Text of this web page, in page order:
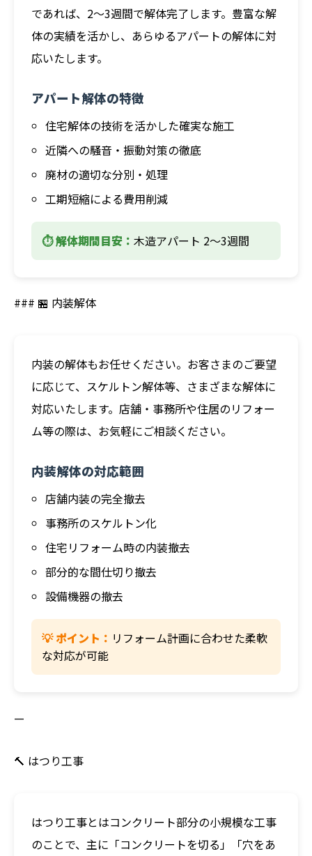
であれば、2～3週間で解体完了します。豊富な解
体の実績を活かし、あらゆるアパートの解体に対
応いたします。
アパート解体の特徴
住宅解体の技術を活かした確実な施工
近隣への騒音・振動対策の徹底
廃材の適切な分別・処理
工期短縮による費用削減
⏱️ 解体期間目安： 木造アパート 2～3週間
### 🏪 内装解体
内装の解体もお任せください。お客さまのご要望
に応じて、スケルトン解体等、さまざまな解体に
対応いたします。店舗・事務所や住居のリフォー
ム等の際は、お気軽にご相談ください。
内装解体の対応範囲
店舗内装の完全撤去
事務所のスケルトン化
住宅リフォーム時の内装撤去
部分的な間仕切り撤去
設備機器の撤去
💡 ポイント： リフォーム計画に合わせた柔軟
な対応が可能
—
🔨 はつり工事
はつり工事とはコンクリート部分の小規模な工事
のことで、主に「コンクリートを切る」「穴をあ